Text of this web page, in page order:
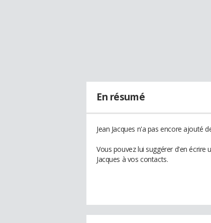
En résumé
Jean Jacques n'a pas encore ajouté
Vous pouvez lui suggérer d'en écrire
Jacques à vos contacts.